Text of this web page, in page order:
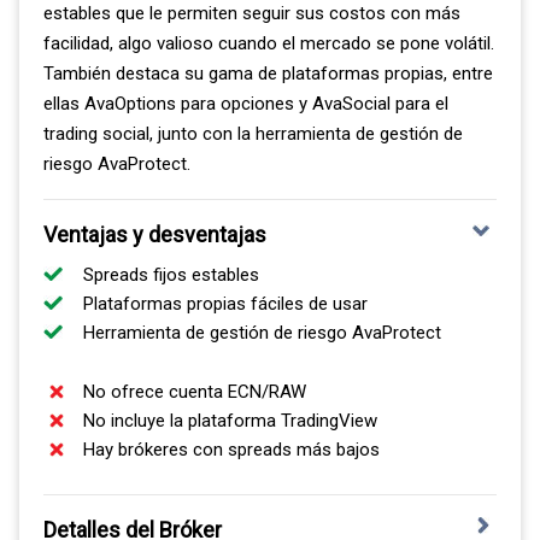
registro ante el regulador correspondiente antes de abrir
una cuenta.
estables que le permiten seguir sus costos con más
facilidad, algo valioso cuando el mercado se pone volátil.
También destaca su gama de plataformas propias, entre
ellas AvaOptions para opciones y AvaSocial para el
trading social, junto con la herramienta de gestión de
riesgo AvaProtect.
Ventajas y desventajas
Spreads fijos estables
Plataformas propias fáciles de usar
Herramienta de gestión de riesgo AvaProtect
No ofrece cuenta ECN/RAW
No incluye la plataforma TradingView
Hay brókeres con spreads más bajos
Detalles del Bróker